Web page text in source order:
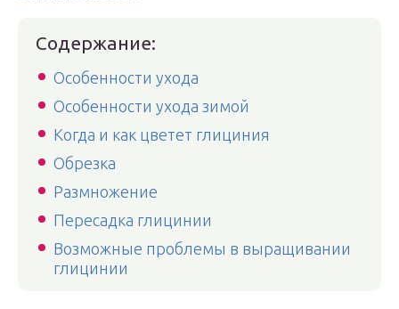
Содержание:
Особенности ухода
Особенности ухода зимой
Когда и как цветет глициния
Обрезка
Размножение
Пересадка глицинии
Возможные проблемы в выращивании
глицинии